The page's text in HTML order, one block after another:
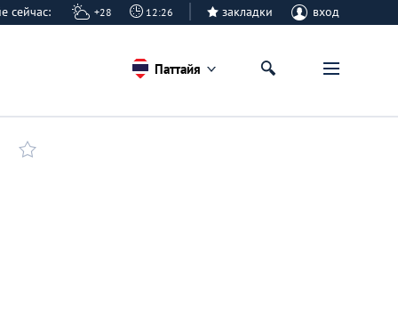
сейчас: +28 12:26 закладки вход
Паттайя